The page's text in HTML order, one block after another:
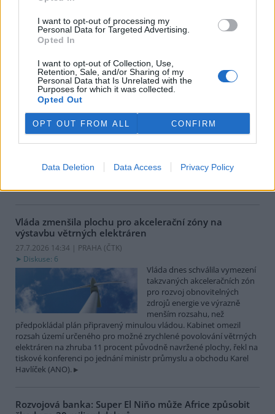
I want to opt-out of processing my
Personal Data for Targeted Advertising.
Opted In
I want to opt-out of Collection, Use,
Retention, Sale, and/or Sharing of my
Personal Data that Is Unrelated with the
Purposes for which it was collected.
Opted Out
OPT OUT FROM ALL CONFIRM
Data Deletion Data Access Privacy Policy
vyprodukovalo 549 kg komunálního odpadu, o rok dříve pak 570.
Země se podle analýzy také rychle zlepšuje v cirkulárním využití
materiálů, tedy ve využívání recyklovaných materiálů.
Ministerstvo zemědělství kvůli suchu obnoví dotace do
vodárenské infrastruktury
27.7.2026 19:24 ( ČTK )
Diskuse: 1
reakci na dlouhodobé sucho
obnoví dotace na výstavbu a
zabezpečení vodárenské
negativních dopadů sucha a nedostatku vody. Resort navýší
Vláda zmenšila plochu pro akcelerační zóny na
výstavbu větrných elektráren
27.7.2026 14:34 | PRAHA (ČTK)
Diskuse: 6
Vláda dnes schválila vymezení
takzvaných akceleračních zón
pro rozvoj obnovitelných
zdrojů energie ve výrazně
menším rozsahu, než
předpokládal plán připravený minulou vládou. Kabinet omezil
rozsah území určeného pro možné zrychlené povolování větrných
elektráren na zhruba 11 procent původně navržené plochy, řekl na
tiskové konferenci po jednání ministr průmyslu a obchodu Karel
Havlíček (ANO).
Rozvojová banka: Super El Niňo může Africe způsobit